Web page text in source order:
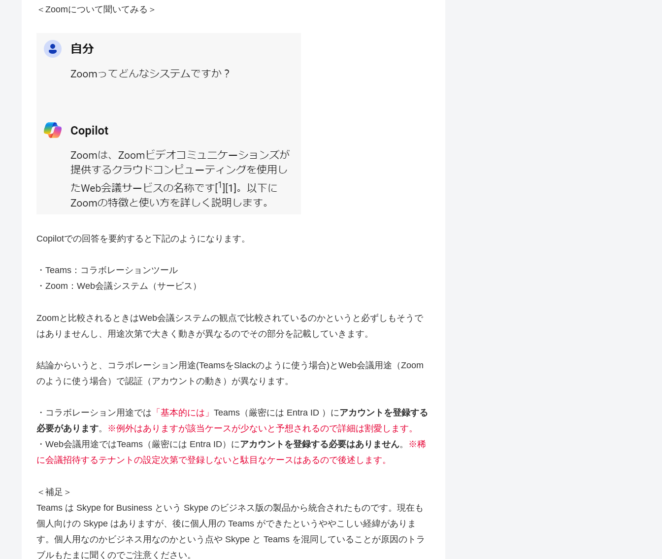
＜Zoomについて聞いてみる＞
Copilotでの回答を要約すると下記のようになります。
・Teams：コラボレーションツール
・Zoom：Web会議システム（サービス）
Zoomと比較されるときはWeb会議システムの観点で比較されているのかというと必ずしもそうで
はありませんし、用途次第で大きく動きが異なるのでその部分を記載していきます。
結論からいうと、コラボレーション用途(TeamsをSlackのように使う場合)とWeb会議用途（Zoom
のように使う場合）で認証（アカウントの動き）が異なります。
・コラボレーション用途では 「基本的には」 Teams（厳密には Entra ID ）にアカウントを登録する
必要があります。 ※例外はありますが該当ケースが少ないと予想されるので詳細は割愛します。
・Web会議用途ではTeams（厳密には Entra ID）にアカウントを登録する必要はありません。 ※稀
に会議招待するテナントの設定次第で登録しないと駄目なケースはあるので後述します。
＜補足＞
Teams は Skype for Business という Skype のビジネス版の製品から統合されたものです。現在も
個人向けの Skype はありますが、後に個人用の Teams ができたというややこしい経緯がありま
す。個人用なのかビジネス用なのかという点や Skype と Teams を混同していることが原因のトラ
ブルもたまに聞くのでご注意ください。